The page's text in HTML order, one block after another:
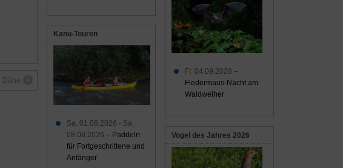
Düne
Fr. 04.09.2026 –
Fledermaus-Nacht am
Waldweiher
Vogel des Jahres 2026
Kanu-Touren
Sa. 01.08.2026 - Sa.
08.08.2026 – Paddeln
für Fortgeschrittene und
Anfänger